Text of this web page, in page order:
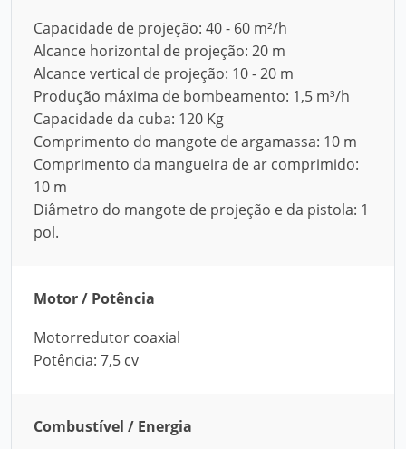
Capacidade de projeção: 40 - 60 m²/h
Alcance horizontal de projeção: 20 m
Alcance vertical de projeção: 10 - 20 m
Produção máxima de bombeamento: 1,5 m³/h
Capacidade da cuba: 120 Kg
Comprimento do mangote de argamassa: 10 m
Comprimento da mangueira de ar comprimido:
10 m
Diâmetro do mangote de projeção e da pistola: 1
pol.
Motor / Potência
Motorredutor coaxial
Potência: 7,5 cv
Combustível / Energia